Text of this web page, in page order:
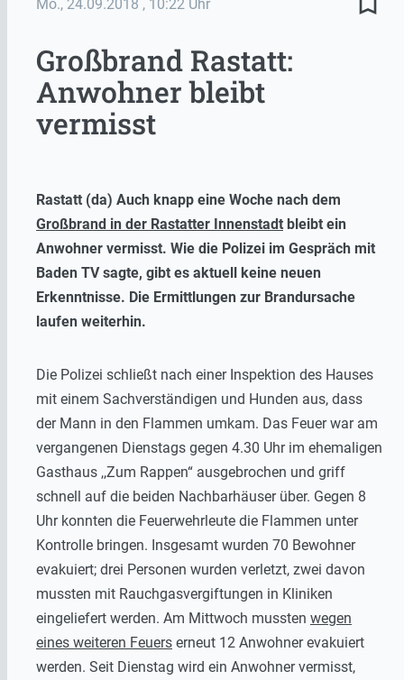
Mo., 24.09.2018 , 10:22 Uhr
Großbrand Rastatt:
Anwohner bleibt
vermisst
Rastatt (da) Auch knapp eine Woche nach dem
Großbrand in der Rastatter Innenstadt bleibt ein
Anwohner vermisst. Wie die Polizei im Gespräch mit
Baden TV sagte, gibt es aktuell keine neuen
Erkenntnisse. Die Ermittlungen zur Brandursache
laufen weiterhin.
Die Polizei schließt nach einer Inspektion des Hauses
mit einem Sachverständigen und Hunden aus, dass
der Mann in den Flammen umkam. Das Feuer war am
vergangenen Dienstags gegen 4.30 Uhr im ehemaligen
Gasthaus ,,Zum Rappen“ ausgebrochen und griff
schnell auf die beiden Nachbarhäuser über. Gegen 8
Uhr konnten die Feuerwehrleute die Flammen unter
Kontrolle bringen. Insgesamt wurden 70 Bewohner
evakuiert; drei Personen wurden verletzt, zwei davon
mussten mit Rauchgasvergiftungen in Kliniken
eingeliefert werden. Am Mittwoch mussten wegen
eines weiteren Feuers erneut 12 Anwohner evakuiert
werden. Seit Dienstag wird ein Anwohner vermisst,